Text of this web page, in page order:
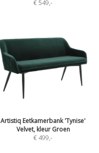
€ 549,-
Artistiq Eetkamerbank 'Tynise'
Velvet, kleur Groen
€ 499,-